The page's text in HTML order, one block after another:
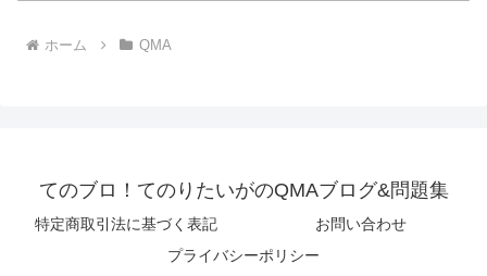
ホーム QMA
てのブロ！てのりたいがのQMAブログ&問題集
特定商取引法に基づく表記
お問い合わせ
プライバシーポリシー